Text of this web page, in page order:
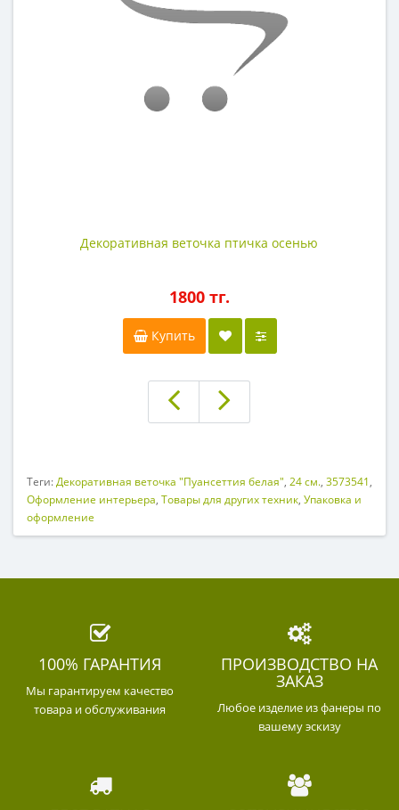
Декоративная веточка птичка осенью
1800 тг.
Купить
Теги:Декоративная веточка "Пуансеттия белая", 24 см., 3573541,
Оформление интерьера, Товары для других техник, Упаковка и
оформление
100% ГАРАНТИЯ
Мы гарантируем качество
товара и обслуживания
ПРОИЗВОДСТВО НА
ЗАКАЗ
Любое изделие из фанеры по
вашему эскизу